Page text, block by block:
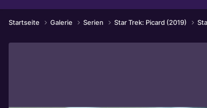
Startseite Galerie Serien Star Trek: Picard (2019)